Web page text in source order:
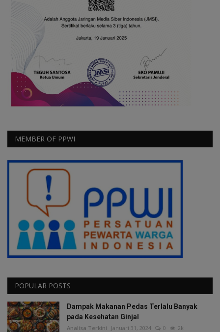
MEMBER OF PPWI
POPULAR POSTS
Dampak Makanan Pedas Terlalu Banyak
pada Kesehatan Ginjal
Analisa Terkini Januari 31, 2024 0 2k